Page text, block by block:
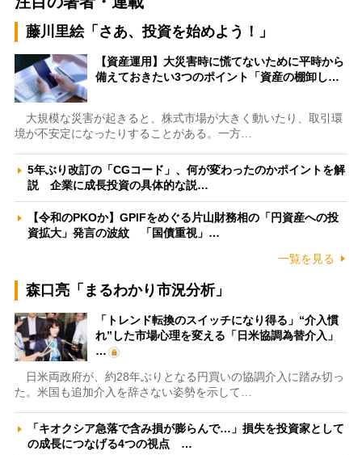
藤川里絵「さあ、投資を始めよう！」
【資産運用】大災害時に慌てないために平時から
備えておきたい3つのポイント「資産の棚卸し…
大規模な災害が起きると、株式市場が大きく動いたり、取引環
境が不安定になったりすることがある。一方…
5年ぶり改訂の「CGコード」、何が変わったのかポイントを解
説 企業に成長投資の具体的な説…
【令和のPKOか】GPIFをめぐる片山財務相の「円資産への投
資拡大」発言の波紋 「国債重視」…
一覧を見る
森口亮「まるわかり市況分析」
「トレンド転換のスイッチになり得る」“介入慣
れ”した市場心理を変える「日米協調為替介入」
…
日米両政府が、約28年ぶりとなる円買いの協調介入に踏み切っ
た。米国も追加介入を辞さない姿勢を示して…
「キオクシア急落で含み損が膨らんで…」損失を投資家として
の成長につなげる4つの視点 …